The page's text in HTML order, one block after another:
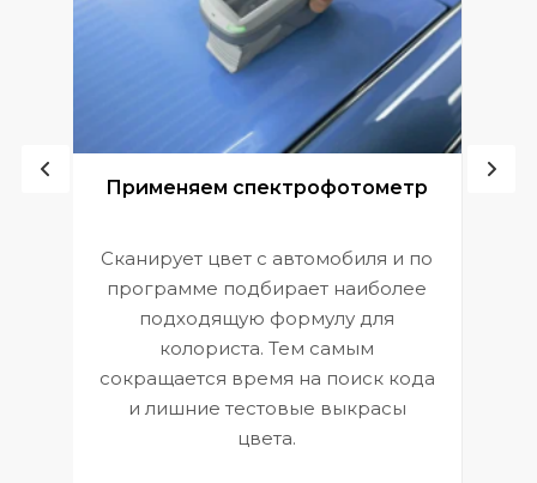
Применяем спектрофотометр
Сканирует цвет с автомобиля и по
программе подбирает наиболее
подходящую формулу для
колориста. Тем самым
сокращается время на поиск кода
и лишние тестовые выкрасы
цвета.